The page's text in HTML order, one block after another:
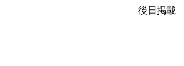
後日掲載